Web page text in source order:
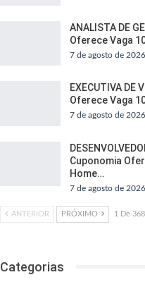
ANALISTA DE
Oferece Vaga
7 de agosto de 2026
EXECUTIVA DE
Oferece Vaga
7 de agosto de 2026
Cuponomia
Home…
7 de agosto de 2026
ANTERIOR PRÓXIMO 1 De 368
Categorias